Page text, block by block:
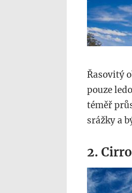
Řasovitý
pouze
téměř
srážky a
2.